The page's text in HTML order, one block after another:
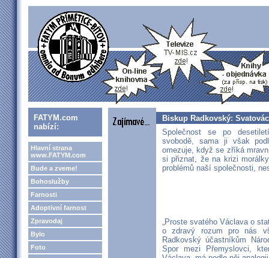
FATYM.com
nabízí:
Hlavní strana
www.FATYM.com
Bude a zveme!
Bohoslužby
Farnosti
Adoptivní farnost
Zpravodaj
Bylo
Foto
Biskup Radkovský:
Společnost se po
svobodě, sama ji však
omezuje, když se zříká
si přiznat, že na krizi
problémů naší společnosti,
„Proste svatého Václava o
o zdravý rozum pro nás
Radkovský účastníkům
Spor mezi Přemyslovci,